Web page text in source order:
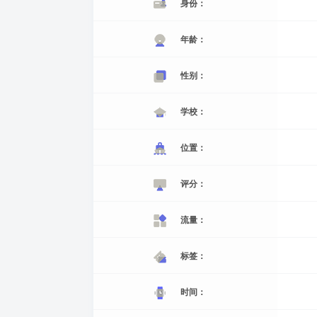
身份：
年龄：
性别：
学校：
位置：
评分：
流量：
标签：
时间：